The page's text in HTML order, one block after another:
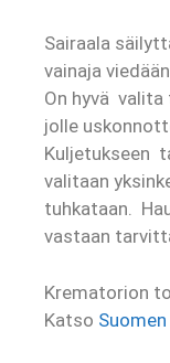
Sairaala
vainaja
On hyvä
jolle
Kuljetukseen
valitaan
tuhkataan.
vastaan
Krematorion
Katso